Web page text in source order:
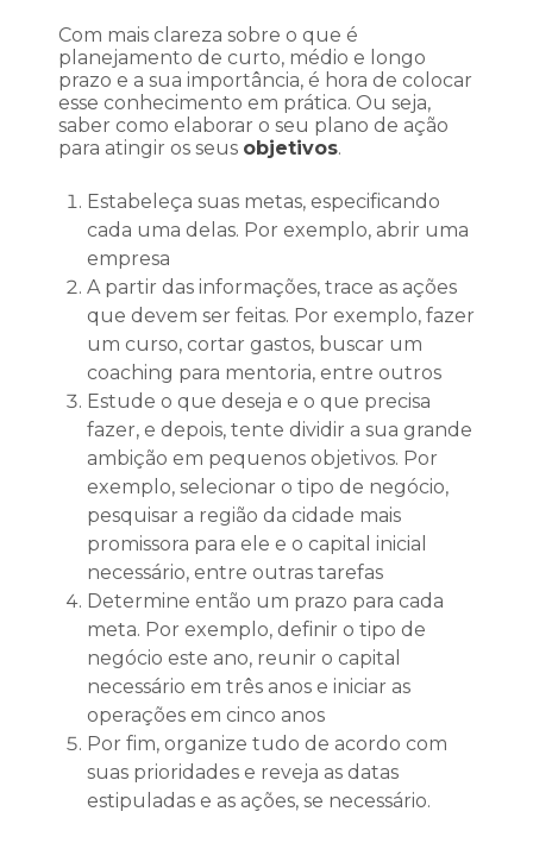
Com mais clareza sobre o que é
planejamento de curto, médio e longo
prazo e a sua importância, é hora de colocar
esse conhecimento em prática. Ou seja,
saber como elaborar o seu plano de ação
para atingir os seus objetivos.
Estabeleça suas metas, especificando
cada uma delas. Por exemplo, abrir uma
empresa
A partir das informações, trace as ações
que devem ser feitas. Por exemplo, fazer
um curso, cortar gastos, buscar um
coaching para mentoria, entre outros
Estude o que deseja e o que precisa
fazer, e depois, tente dividir a sua grande
ambição em pequenos objetivos. Por
exemplo, selecionar o tipo de negócio,
pesquisar a região da cidade mais
promissora para ele e o capital inicial
necessário, entre outras tarefas
Determine então um prazo para cada
meta. Por exemplo, definir o tipo de
negócio este ano, reunir o capital
necessário em três anos e iniciar as
operações em cinco anos
Por fim, organize tudo de acordo com
suas prioridades e reveja as datas
estipuladas e as ações, se necessário.